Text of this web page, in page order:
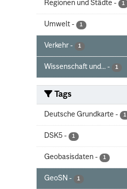
Regionen und Städte - 1
Umwelt - 1
Verkehr - 1
Wissenschaft und... - 1
Tags
Deutsche Grundkarte - 1
DSK5 - 1
Geobasisdaten - 1
GeoSN - 1